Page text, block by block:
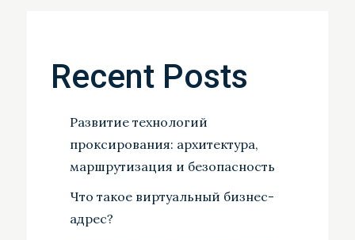
Recent Posts
Развитие технологий
проксирования: архитектура,
маршрутизация и безопасность
Что такое виртуальный бизнес-
адрес?